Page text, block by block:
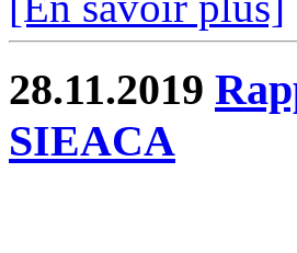
28.11.2019
SIEACA